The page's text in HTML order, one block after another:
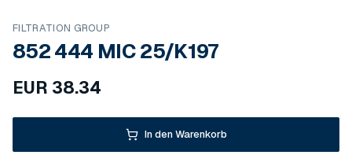
FILTRATION GROUP
852 444 MIC 25/K197
EUR 38.34
In den Warenkorb